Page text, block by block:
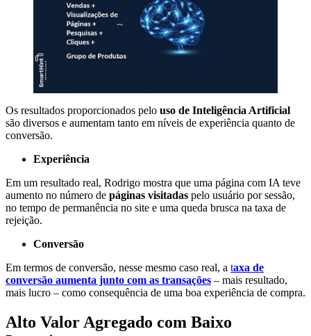
Os resultados proporcionados pelo uso de Inteligência Artificial
são diversos e aumentam tanto em níveis de experiência quanto de
conversão.
Experiência
Em um resultado real, Rodrigo mostra que uma página com IA teve
aumento no número de páginas visitadas pelo usuário por sessão,
no tempo de permanência no site e uma queda brusca na taxa de
rejeição.
Conversão
Em termos de conversão, nesse mesmo caso real, a taxa de
conversão aumenta junto com as transações – mais resultado,
mais lucro – como consequência de uma boa experiência de compra.
Alto Valor Agregado com Baixo